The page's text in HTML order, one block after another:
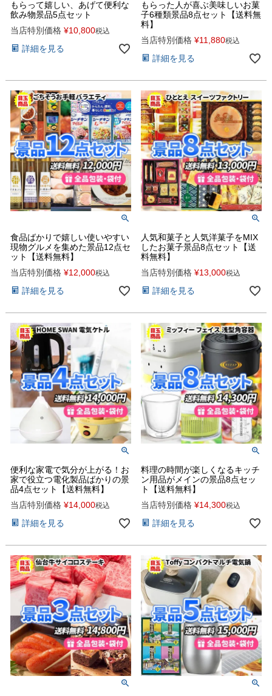
もらって嬉しい、あげて便利な
飲み物景品5点セット
当店特別価格 ¥10,800税込
詳細を見る
もらった人が喜ぶ美味しいお菓
子6種類景品8点セット【送料無
料】
当店特別価格 ¥11,880税込
詳細を見る
食品ばかりで嬉しい使いやすい
現物グルメを集めた景品12点セ
ット【送料無料】
当店特別価格 ¥12,000税込
詳細を見る
人気和菓子と人気洋菓子をMIX
したお菓子景品8点セット【送
料無料】
当店特別価格 ¥13,000税込
詳細を見る
便利な家電で気分が上がる！お
家で役立つ電化製品ばかりの景
品4点セット【送料無料】
当店特別価格 ¥14,000税込
詳細を見る
料理の時間が楽しくなるキッチ
ン用品がメインの景品8点セッ
ト【送料無料】
当店特別価格 ¥14,300税込
詳細を見る